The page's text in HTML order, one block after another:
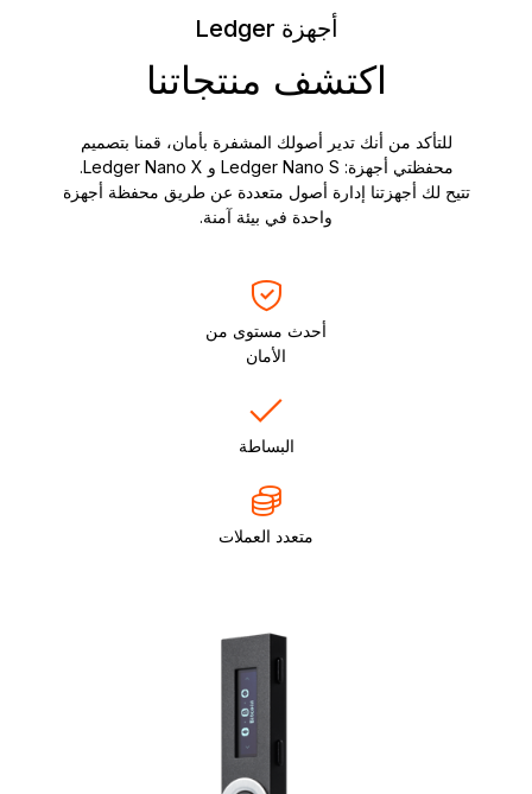
أجهزة Ledger
اكتشف منتجاتنا
للتأكد من أنك تدير أصولك المشفرة بأمان، قمنا بتصميم
محفظتي أجهزة: Ledger Nano S و Ledger Nano X.
تتيح لك أجهزتنا إدارة أصول متعددة عن طريق محفظة أجهزة
واحدة في بيئة آمنة.
أحدث مستوى من
الأمان
البساطة
متعدد العملات